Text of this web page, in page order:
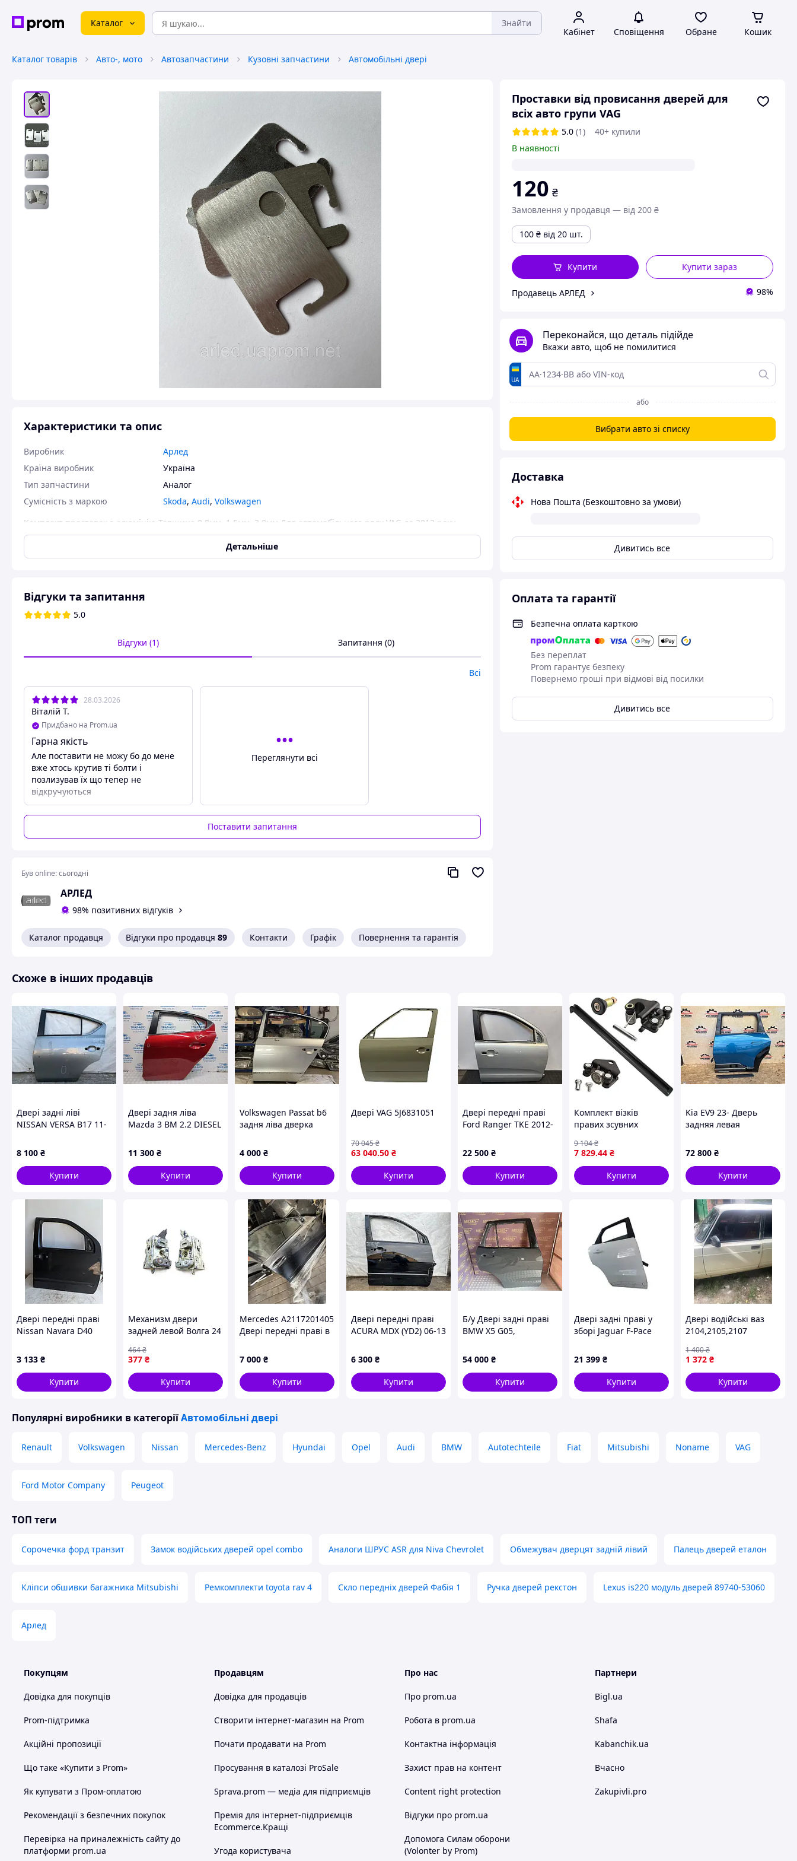
Каталог Знайти
Кабінет Сповіщення Обране Кошик
Каталог товарів Авто-, мото Автозапчастини Кузовні запчастини Автомобільні двері
Проставки від провисання дверей для
всіх авто групи VAG
5.0 (1)
40+ купили
В наявності
120 ₴
Замовлення у продавця — від 200 ₴
100 ₴ від 20 шт.
Купити зараз
Купити
Продавець АРЛЕД 98%
Переконайся, що деталь підійде
Вкажи авто, щоб не помилитися
UA
або
Вибрати авто зі списку
Доставка
Нова Пошта (Безкоштовно за умови)
Дивитись все
Оплата та гарантії
Безпечна оплата карткою
Без переплат
Prom гарантує безпеку
Повернемо гроші при відмові від посилки
Дивитись все
Характеристики та опис
Виробник
Арлед
Країна виробник
Україна
Тип запчастини
Аналог
Сумісність з маркою
Skoda, Audi, Volkswagen
Комплект проставок з алюмінію Товщина 0.8мм, 1.5мм, 3.0мм Для автомобільного ряду VAG до 2012 року
випуску Відрегулювати двері ви можете самостійно та легко за допомогою наших пластин
Схожі товари за характеристиками
Детальніше
Відгуки та запитання
5.0
Відгуки (1) Запитання (0)
Всі
28.03.2026
Віталій Т.
Придбано на Prom.ua
Гарна якість
Але поставити не можу бо до мене
вже хтось крутив ті болти і
позлизував їх що тепер не
відкручуються
Переглянути всі
Поставити запитання
Був online:сьогодні
АРЛЕД
98% позитивних відгуків
Каталог продавця Відгуки про продавця 89 Контакти Графік Повернення та гарантія
Схоже в інших продавців
Двері задні ліві
NISSAN VERSA B17 11-
8 100 ₴
Купити
Двері задня ліва
Mazda 3 BM 2.2 DIESEL
11 300 ₴
Купити
Volkswagen Passat b6
задня ліва дверка
4 000 ₴
Купити
Дверi VAG 5J6831051
63 040.50 ₴
70 045₴
Купити
Двері передні праві
Ford Ranger TKE 2012-
22 500 ₴
Купити
Комплект візків
правих зсувних
напрямна Renault
Master II 1998-2010
Opel Movano A Nissan
Primastar (3 шт)
7 829.44 ₴
9 104₴
Купити
Kia EV9 23- Дверь
задняя левая
72 800 ₴
Купити
Двері передні праві
Nissan Navara D40
Нісан Патфайндер Р51
Навара Д40
3 133 ₴
Купити
Механизм двери
задней левой Волга 24
377 ₴
464₴
Купити
Mercedes A2117201405
Двері передні праві в
7 000 ₴
Купити
Двері передні праві
ACURA MDX (YD2) 06-13
6 300 ₴
Купити
Б/у Двері задні праві
BMW X5 G05,
54 000 ₴
Купити
Двері задні праві у
зборі Jaguar F-Pace
Jaguar F-Pace Т4А1370
21 399 ₴
Купити
Двері водійські ваз
2104,2105,2107
1 372 ₴
1 400₴
Купити
Популярні виробники в категоріїАвтомобільні двері
Renault Volkswagen Nissan Mercedes-Benz Hyundai Opel Audi BMW Autotechteile Fiat Mitsubishi Noname VAG
Ford Motor Company Peugeot
ТОП теги
Сорочечка форд транзит Замок водійських дверей opel combo Аналоги ШРУС ASR для Niva Chevrolet Обмежувач дверцят задній лівий Палець дверей еталон
Кліпси обшивки багажника Mitsubishi Ремкомплекти toyota rav 4 Скло передніх дверей Фабія 1 Ручка дверей рекстон Lexus is220 модуль дверей 89740-53060
Арлед
Покупцям
Довідка для покупців
Prom-підтримка
Акційні пропозиції
Що таке «Купити з Prom»
Як купувати з Пром-оплатою
Рекомендації з безпечних покупок
Перевірка на приналежність сайту до
платформи prom.ua
Продавцям
Довідка для продавців
Створити інтернет-магазин на Prom
Почати продавати на Prom
Просування в каталозі ProSale
Sprava.prom — медіа для підприємців
Премія для інтернет-підприємців
Ecommerce.Кращі
Угода користувача
Про нас
Про prom.ua
Робота в prom.ua
Контактна інформація
Захист прав на контент
Content right protection
Відгуки про prom.ua
Допомога Силам оборони
(Volonter by Prom)
Партнери
Bigl.ua
Shafa
Kabanchik.ua
Вчасно
Zakupivli.pro